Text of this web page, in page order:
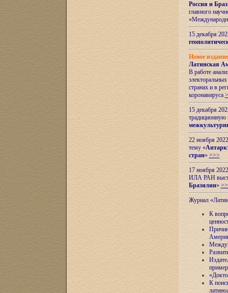
Россия и
главного
15 декабря
Новое
Латинская
В работе
странах и в
коронавируса
15 декабря
22 ноября
тему «
стран» >>>
17 ноября
ИЛА РАН
Бразилии»
Журнал
К
К